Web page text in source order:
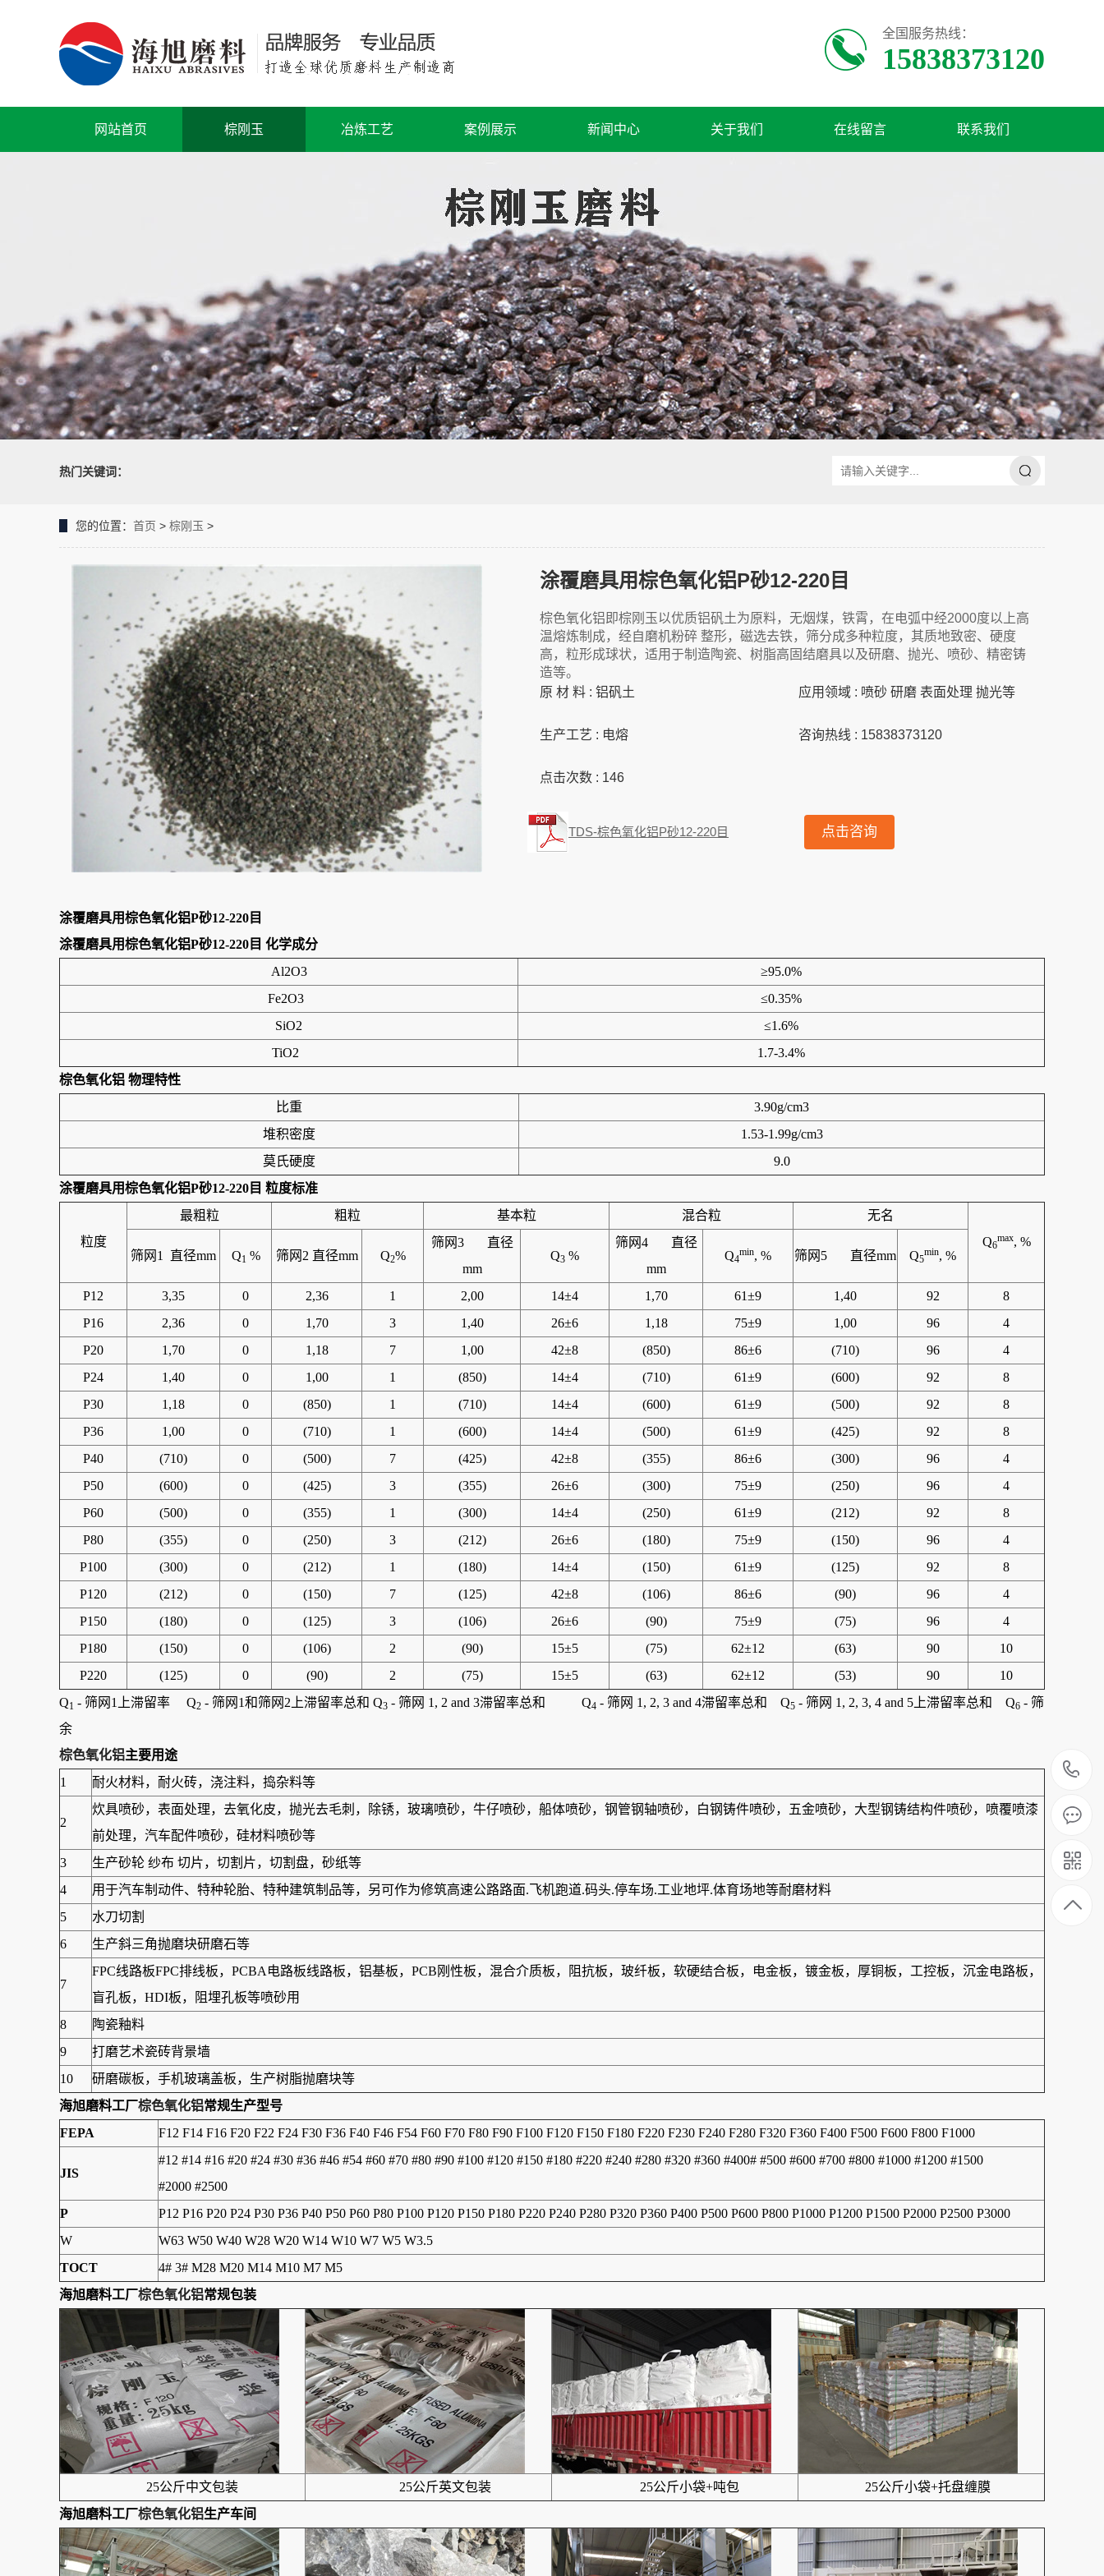
全国服务热线：
15838373120
网站首页 棕刚玉 冶炼工艺 案例展示 新闻中心 关于我们 在线留言 联系我们
热门关键词：
您的位置： 首页 > 棕刚玉 >
涂覆磨具用棕色氧化铝P砂12-220目
棕色氧化铝即棕刚玉以优质铝矾土为原料，无烟煤，铁霄，在电弧中经2000度以上高
温熔炼制成，经自磨机粉碎 整形，磁选去铁，筛分成多种粒度，其质地致密、硬度
高，粒形成球状，适用于制造陶瓷、树脂高固结磨具以及研磨、抛光、喷砂、精密铸
造等。
原 材 料 : 铝矾土
应用领域 : 喷砂 研磨 表面处理 抛光等
生产工艺 : 电熔 咨询热线 : 15838373120
点击次数 : 146
TDS-棕色氧化铝P砂12-220目 点击咨询
涂覆磨具用棕色氧化铝P砂12-220目
涂覆磨具用棕色氧化铝P砂12-220目 化学成分
Al2O3
≥95.0%
Fe2O3
≤0.35%
SiO2
≤1.6%
TiO2
1.7-3.4%
棕色氧化铝 物理特性
比重
3.90g/cm3
堆积密度
1.53-1.99g/cm3
莫氏硬度
9.0
涂覆磨具用棕色氧化铝P砂12-220目 粒度标准
粒度
最粗粒 粗粒 基本粒 混合粒
无名
Q6
max, %
筛网1 直径mm
Q1 % 筛网2 直径mm Q2%
筛网3 直径
mm
Q3 %
筛网4 直径
mm
Q4
min, % 筛网5 直径mm Q5
min, %
P12 3,35 0 2,36 1 2,00 14±4 1,70 61±9 1,40 92
8
P16
2,36 0 1,70 3 1,40 26±6 1,18 75±9 1,00 96
4
P20
1,70 0 1,18 7 1,00 42±8 (850) 86±6 (710) 96
4
P24
1,40 0 1,00 1 (850) 14±4 (710) 61±9 (600) 92
8
P30
1,18 0 (850) 1 (710) 14±4 (600) 61±9 (500) 92
8
P36
1,00 0 (710) 1 (600) 14±4 (500) 61±9 (425) 92
8
P40
(710) 0 (500) 7 (425) 42±8 (355) 86±6 (300) 96
4
P50
(600) 0 (425) 3 (355) 26±6 (300) 75±9 (250) 96
4
P60
(500) 0 (355) 1 (300) 14±4 (250) 61±9 (212) 92
8
P80
(355) 0 (250) 3 (212) 26±6 (180) 75±9 (150) 96
4
P100
(300) 0 (212) 1 (180) 14±4 (150) 61±9 (125) 92
8
P120
(212) 0 (150) 7 (125) 42±8 (106) 86±6 (90) 96
4
P150
(180) 0 (125) 3 (106) 26±6 (90) 75±9 (75) 96
4
P180
(150) 0 (106) 2 (90) 15±5 (75) 62±12 (63) 90
10
P220
(125) 0 (90) 2 (75) 15±5 (63) 62±12 (53) 90
10
Q1 - 筛网1上滞留率 Q2 - 筛网1和筛网2上滞留率总和 Q3 - 筛网 1, 2 and 3滞留率总和 Q4 - 筛网 1, 2, 3 and 4滞留率总和 Q5 - 筛网 1, 2, 3, 4 and 5上滞留率总和 Q6 - 筛
余
棕色氧化铝主要用途
1
耐火材料，耐火砖，浇注料，捣杂料等
2
炊具喷砂，表面处理，去氧化皮，抛光去毛刺，除锈，玻璃喷砂，牛仔喷砂，船体喷砂，钢管钢轴喷砂，白钢铸件喷砂，五金喷砂，大型钢铸结构件喷砂，喷覆喷漆
前处理，汽车配件喷砂，硅材料喷砂等
3
生产砂轮 纱布 切片，切割片，切割盘，砂纸等
4
用于汽车制动件、特种轮胎、特种建筑制品等，另可作为修筑高速公路路面.飞机跑道.码头.停车场.工业地坪.体育场地等耐磨材料
5
水刀切割
6
生产斜三角抛磨块研磨石等
7
FPC线路板FPC排线板，PCBA电路板线路板，铝基板，PCB刚性板，混合介质板，阻抗板，玻纤板，软硬结合板，电金板，镀金板，厚铜板，工控板，沉金电路板，
盲孔板，HDI板，阻埋孔板等喷砂用
8
陶瓷釉料
9
打磨艺术瓷砖背景墙
10
研磨碳板，手机玻璃盖板，生产树脂抛磨块等
海旭磨料工厂棕色氧化铝常规生产型号
FEPA
F12 F14 F16 F20 F22 F24 F30 F36 F40 F46 F54 F60 F70 F80 F90 F100 F120 F150 F180 F220 F230 F240 F280 F320 F360 F400 F500 F600 F800 F1000
JIS
#12 #14 #16 #20 #24 #30 #36 #46 #54 #60 #70 #80 #90 #100 #120 #150 #180 #220 #240 #280 #320 #360 #400# #500 #600 #700 #800 #1000 #1200 #1500
#2000 #2500
P
P12 P16 P20 P24 P30 P36 P40 P50 P60 P80 P100 P120 P150 P180 P220 P240 P280 P320 P360 P400 P500 P600 P800 P1000 P1200 P1500 P2000 P2500 P3000
W
W63 W50 W40 W28 W20 W14 W10 W7 W5 W3.5
TOCT
4# 3# M28 M20 M14 M10 M7 M5
海旭磨料工厂棕色氧化铝常规包装
25公斤中文包装 25公斤英文包装 25公斤小袋+吨包
25公斤小袋+托盘缠膜
海旭磨料工厂棕色氧化铝生产车间